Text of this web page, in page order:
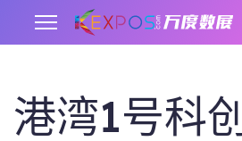
港湾1号科